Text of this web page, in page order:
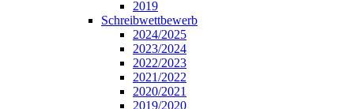
2019
Schreibwettbewerb
2024/2025
2023/2024
2022/2023
2021/2022
2020/2021
2019/2020